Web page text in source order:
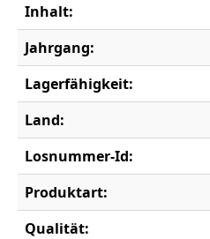
Inhalt:
Jahrgang:
Lagerfähigkeit:
Land:
Losnummer-Id:
Produktart:
Qualität: